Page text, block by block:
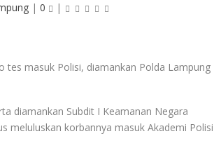
| 0 |
diamankan Subdit I Keamanan Negara
meluluskan korbannya masuk Akademi Polisi